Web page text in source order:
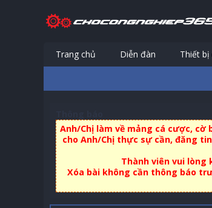
Anh/Chị làm về mảng cá cược, cờ
cho Anh/Chị thực sự cần, đăng
Thành viên vui lòng
Xóa bài không cần thông báo
Trang chủ Diễn đàn Thiết bị